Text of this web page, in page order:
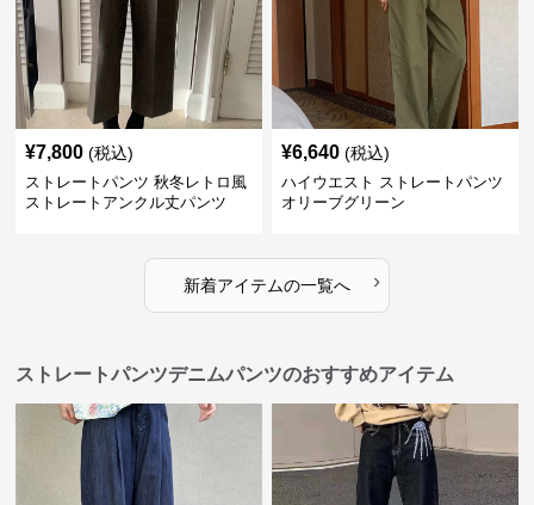
¥7,800 (税込)
ストレートパンツ 秋冬レトロ風
ストレートアンクル丈パンツ
¥6,640 (税込)
ハイウエスト ストレートパンツ
オリーブグリーン
新着アイテムの一覧へ ›
ストレートパンツデニムパンツのおすすめアイテム